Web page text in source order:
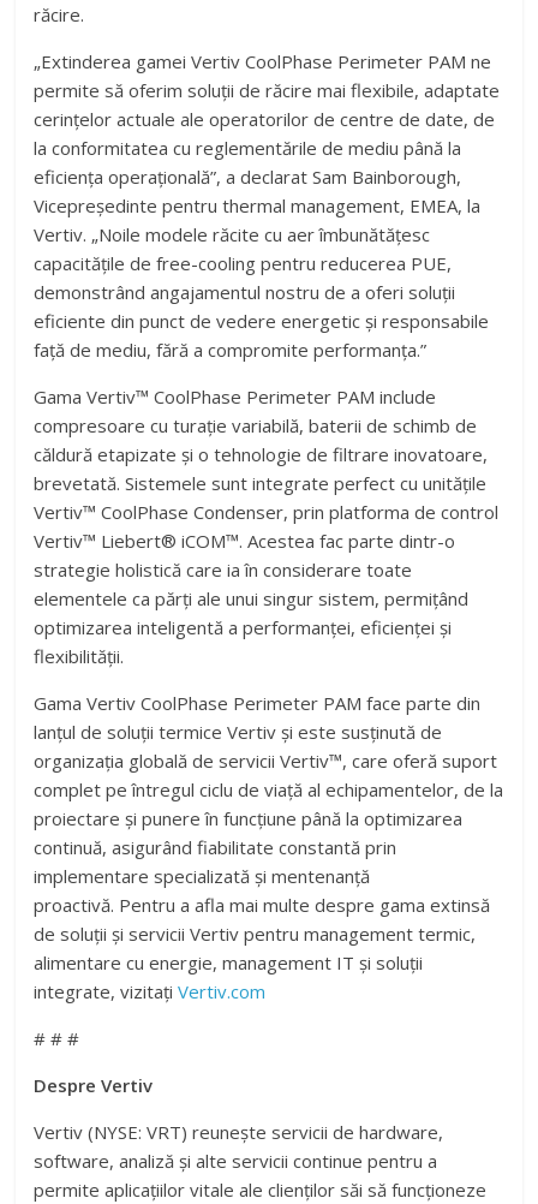
răcire.
„Extinderea gamei Vertiv CoolPhase Perimeter PAM ne
permite să oferim soluții de răcire mai flexibile, adaptate
cerințelor actuale ale operatorilor de centre de date, de
la conformitatea cu reglementările de mediu până la
eficiența operațională”, a declarat Sam Bainborough,
Vicepreședinte pentru thermal management, EMEA, la
Vertiv. „Noile modele răcite cu aer îmbunătățesc
capacitățile de free-cooling pentru reducerea PUE,
demonstrând angajamentul nostru de a oferi soluții
eficiente din punct de vedere energetic și responsabile
față de mediu, fără a compromite performanța.”
Gama Vertiv™ CoolPhase Perimeter PAM include
compresoare cu turație variabilă, baterii de schimb de
căldură etapizate și o tehnologie de filtrare inovatoare,
brevetată. Sistemele sunt integrate perfect cu unitățile
Vertiv™ CoolPhase Condenser, prin platforma de control
Vertiv™ Liebert® iCOM™. Acestea fac parte dintr-o
strategie holistică care ia în considerare toate
elementele ca părți ale unui singur sistem, permițând
optimizarea inteligentă a performanței, eficienței și
flexibilității.
Gama Vertiv CoolPhase Perimeter PAM face parte din
lanțul de soluții termice Vertiv și este susținută de
organizația globală de servicii Vertiv™, care oferă suport
complet pe întregul ciclu de viață al echipamentelor, de la
proiectare și punere în funcțiune până la optimizarea
continuă, asigurând fiabilitate constantă prin
implementare specializată și mentenanță
proactivă. Pentru a afla mai multe despre gama extinsă
de soluții și servicii Vertiv pentru management termic,
alimentare cu energie, management IT și soluții
integrate, vizitațiVertiv.com
# # #
Despre Vertiv
Vertiv (NYSE: VRT) reunește servicii de hardware,
software, analiză și alte servicii continue pentru a
permite aplicațiilor vitale ale clienților săi să funcționeze